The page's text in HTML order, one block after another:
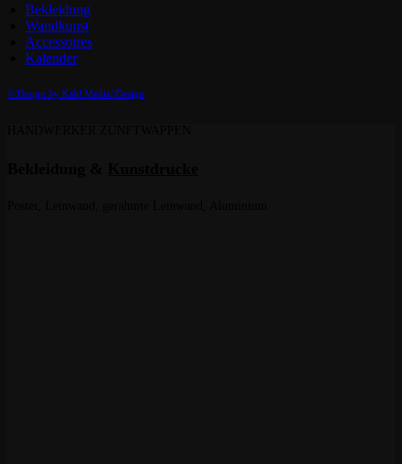
Bekleidung
Wandkunst
Accessoires
Kalender
© Design by Kahl Media//Design